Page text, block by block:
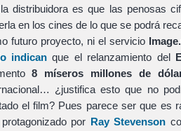
distribuidora es que las penosas
en los cines de lo que se podrá
futuro proyecto, ni el servicio
indicanque el relanzamiento del
8 míseros millones de
¿justifica esto que no
el film? Pues parece ser que es
por Ray Stevenson